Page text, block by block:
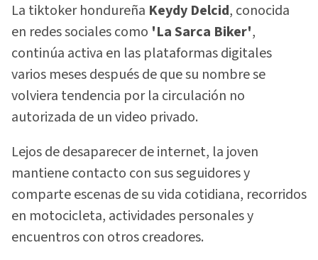
La tiktoker hondureña Keydy Delcid, conocida
en redes sociales como 'La Sarca Biker',
continúa activa en las plataformas digitales
varios meses después de que su nombre se
volviera tendencia por la circulación no
autorizada de un video privado.
Lejos de desaparecer de internet, la joven
mantiene contacto con sus seguidores y
comparte escenas de su vida cotidiana, recorridos
en motocicleta, actividades personales y
encuentros con otros creadores.